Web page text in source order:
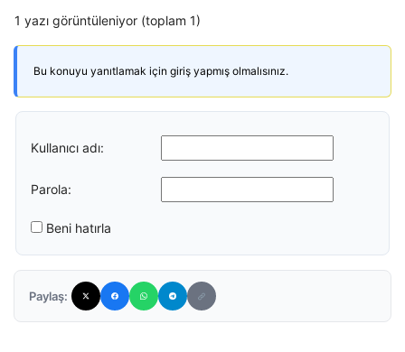
1 yazı görüntüleniyor (toplam 1)
Bu konuyu yanıtlamak için giriş yapmış olmalısınız.
Kullanıcı adı:
Parola:
Beni hatırla
Paylaş: